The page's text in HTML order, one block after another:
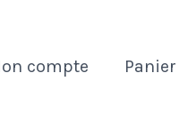
compte Panier